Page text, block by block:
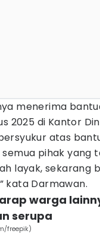
menerima
2025 di Kantor
atas
pihak yang
layak, sekarang
kata Darmawan.
warga
serupa
freepik)